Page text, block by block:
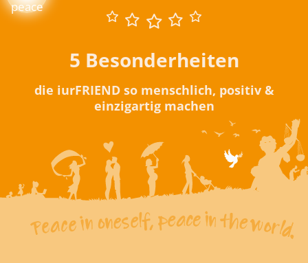
5 Besonderheiten
die iurFRIEND so menschlich, positiv &
einzigartig machen